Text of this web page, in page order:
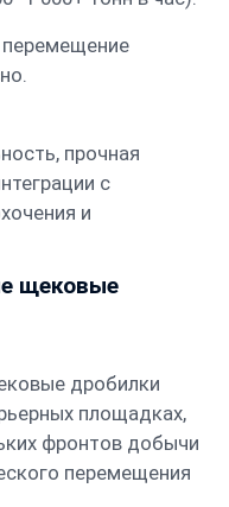
перемещение
прочная
с
и
щековые
дробилки
площадках,
фронтов добычи
перемещения